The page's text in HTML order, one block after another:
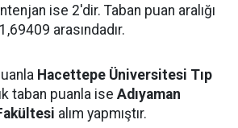
ise 2'dir. Taban puan aralığı
arasındadır.
Hacettepe Üniversitesi Tıp
taban puanla ise Adıyaman
alım yapmıştır.